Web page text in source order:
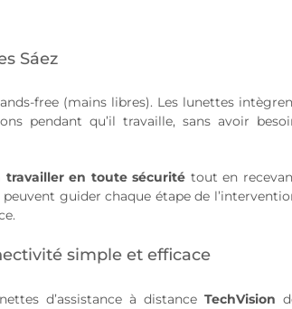
Sáez
free (mains libres). Les lunettes
pendant qu’il travaille, sans avoir
travailler en toute sécurité tout en
guider chaque étape de
simple et efficace
d’assistance à distanceTechVision